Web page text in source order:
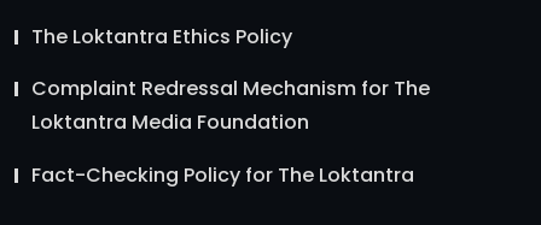
The Loktantra Ethics Policy
Complaint Redressal Mechanism for The
Loktantra Media Foundation
Fact-Checking Policy for The Loktantra